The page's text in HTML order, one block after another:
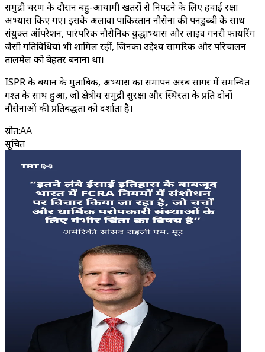
समुद्री चरण के दौरान बहु-आयामी खतरों से निपटने के लिए हवाई रक्षा
अभ्यास किए गए। इसके अलावा पाकिस्तान नौसेना की पनडुब्बी के साथ
संयुक्त ऑपरेशन, पारंपरिक नौसैनिक युद्धाभ्यास और लाइव गनरी फायरिंग
जैसी गतिविधियां भी शामिल रहीं, जिनका उद्देश्य सामरिक और परिचालन
तालमेल को बेहतर बनाना था।
ISPR के बयान के मुताबिक, अभ्यास का समापन अरब सागर में समन्वित
गश्त के साथ हुआ, जो क्षेत्रीय समुद्री सुरक्षा और स्थिरता के प्रति दोनों
नौसेनाओं की प्रतिबद्धता को दर्शाता है।
स्रोत:AA
सूचित